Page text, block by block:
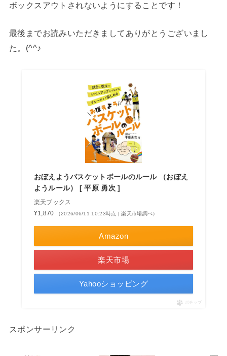
ボックスアウトされないようにすることです！
最後までお読みいただきましてありがとうございまし
た。(^^♪
おぼえようバスケットボールのルール （おぼえ
ようルール） [ 平原 勇次 ]
楽天ブックス
¥1,870
（2026/06/11 10:23時点 | 楽天市場調べ）
Amazon
楽天市場
Yahooショッピング
ポチップ
スポンサーリンク